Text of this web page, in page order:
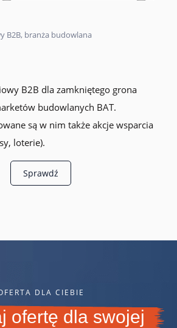
B2B, branża budowlana
B2B dla zamkniętego grona
budowlanych BAT.
są w nim także akcje wsparcia
loterie).
Sprawdź
DLA CIEBIE
ofertę dla swojej